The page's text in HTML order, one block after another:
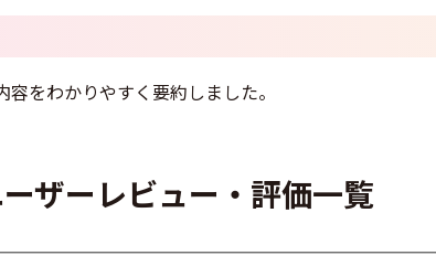
をわかりやすく要約しました。
ザーレビュー・評価一覧